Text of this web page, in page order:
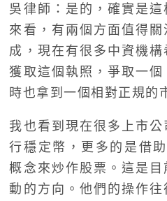
吳律師：是的，確實是
來看，有兩個方面值得
成，現在有很多中資機
獲取這個執照，爭取一
時也拿到一個相對正規的
我也看到現在很多上市
行穩定幣，更多的是借
概念來炒作股票。這是
動的方向。他們的操作